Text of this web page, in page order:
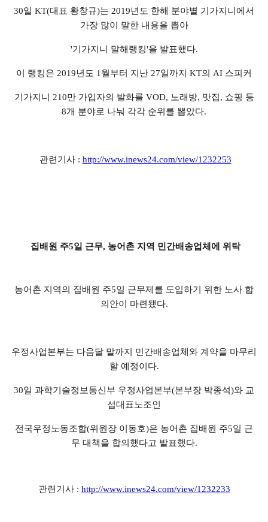
30일 KT(대표 황창규)는 2019년도 한해 분야별 기가지니에서
가장 많이 말한 내용을 뽑아
'기가지니 말해랭킹'을 발표했다.
이 랭킹은 2019년도 1월부터 지난 27일까지 KT의 AI 스피커
기가지니 210만 가입자의 발화를 VOD, 노래방, 맛집, 쇼핑 등
8개 분야로 나눠 각각 순위를 뽑았다.
관련기사 : http://www.inews24.com/view/1232253
집배원 주5일 근무, 농어촌 지역 민간배송업체에 위탁
농어촌 지역의 집배원 주5일 근무제를 도입하기 위한 노사 합
의안이 마련됐다.
우정사업본부는 다음달 말까지 민간배송업체와 계약을 마무리
할 예정이다.
30일 과학기술정보통신부 우정사업본부(본부장 박종석)와 교
섭대표노조인
전국우정노동조합(위원장 이동호)은 농어촌 집배원 주5일 근
무 대책을 합의했다고 발표했다.
관련기사 : http://www.inews24.com/view/1232233